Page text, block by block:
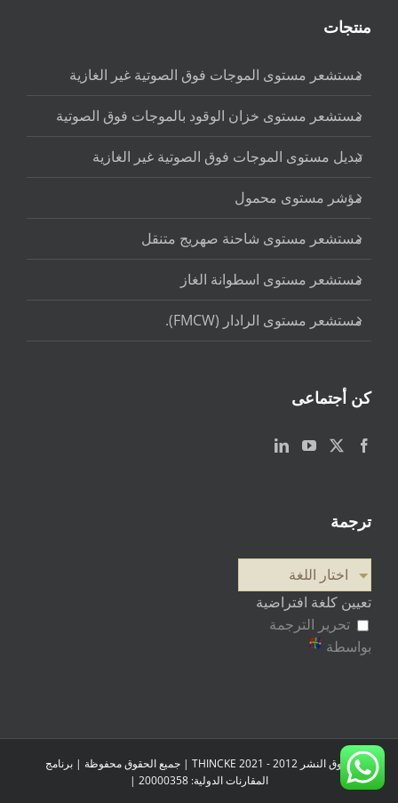
منتجات
مستشعر مستوى الموجات فوق الصوتية غير الغازية
مستشعر مستوى خزان الوقود بالموجات فوق الصوتية
تبديل مستوى الموجات فوق الصوتية غير الغازية
مؤشر مستوى محمول
مستشعر مستوى شاحنة صهريج متنقل
مستشعر مستوى اسطوانة الغاز
مستشعر مستوى الرادار (FMCW).
كن أجتماعى
ترجمة
اختار اللغة
تعيين كلغة افتراضية
تحرير الترجمة
بواسطة
حقوق النشر 2012 - 2021 THINCKE | جميع الحقوق محفوظة |
برنامج
المقارنات الدولية: 20000358
|